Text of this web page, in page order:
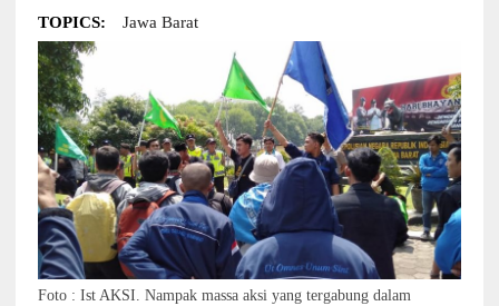
TOPICS: Jawa Barat
Foto : Ist AKSI. Nampak massa aksi yang tergabung dalam